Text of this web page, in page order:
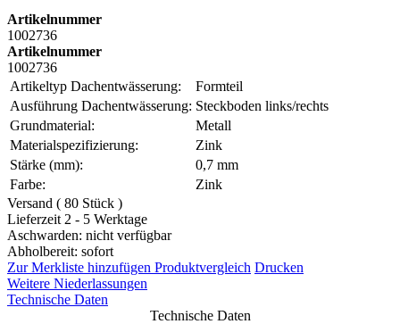
Artikelnummer
1002736
Artikelnummer
1002736
Artikeltyp Dachentwässerung:
Formteil
Ausführung Dachentwässerung: Steckboden links/rechts
Grundmaterial:
Metall
Materialspezifizierung:
Zink
Stärke (mm):
0,7 mm
Farbe:
Zink
Versand ( 80 Stück )
Lieferzeit 2 - 5 Werktage
Aschwarden: nicht verfügbar
Abholbereit: sofort
Zur Merkliste hinzufügen Produktvergleich Drucken
Weitere Niederlassungen
Technische Daten
Technische Daten